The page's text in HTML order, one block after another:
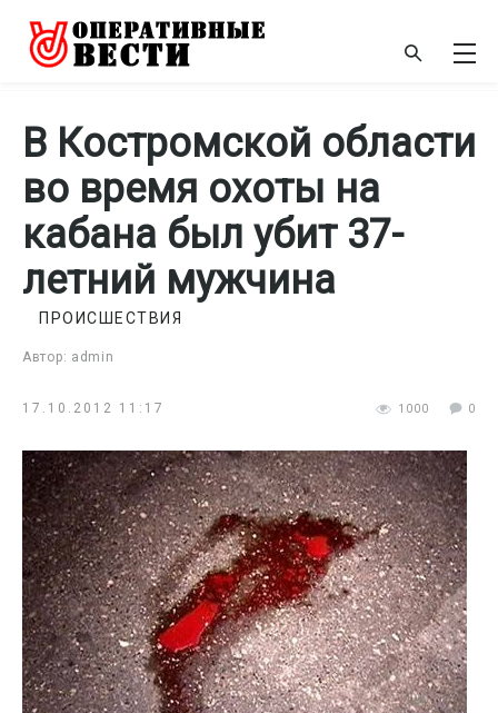
В Костромской области
во время охоты на
кабана был убит 37-
летний мужчина
Автор: admin
ПРОИСШЕСТВИЯ
17.10.2012 11:17 1000 0